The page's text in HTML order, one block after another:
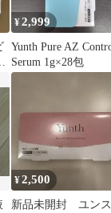
¥2,999
Yunth Pure AZ
Serum 1g×28包
¥2,500
新品未開封 ユンス